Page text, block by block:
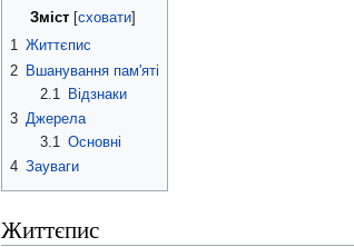
Зміст[ сховати]
1 Життєпис
2 Вшанування пам'яті
2.1
Відзнаки
3 Джерела
3.1 Основні
4 Зауваги
Життєпис